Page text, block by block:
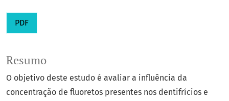
PDF
Resumo
O objetivo deste estudo é avaliar a influência da
concentração de fluoretos presentes nos dentifrícios e